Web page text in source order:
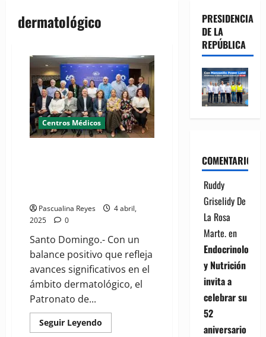
dermatológico
Centros Médicos
Pascualina Reyes
4 abril,
2025
0
Santo Domingo.- Con un
balance positivo que refleja
avances significativos en el
ámbito dermatológico, el
Patronato de...
Seguir Leyendo
more
PRESIDENCIA
DE LA
REPÚBLICA
COMENTARIOS
Ruddy
Griselidy De
La Rosa
Marte.en
Endocrinología
y Nutrición
invita a
celebrar su
52
aniversario